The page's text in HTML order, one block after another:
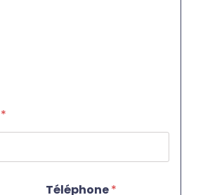
*
Téléphone*